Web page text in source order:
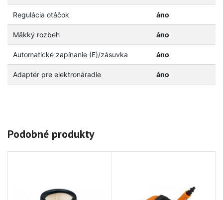
Regulácia otáčok áno
Mäkký rozbeh áno
Automatické zapínanie (E)/zásuvka áno
Adaptér pre elektronáradie áno
Podobné produkty